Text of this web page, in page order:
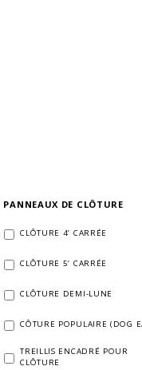
PANNEAUX DE CLÔTURE
CLÔTURE 4’ CARRÉE
CLÔTURE 5’ CARRÉE
CLÔTURE DEMI-LUNE
CÔTURE POPULAIRE (DOG
TREILLIS ENCADRÉ POUR
CLÔTURE